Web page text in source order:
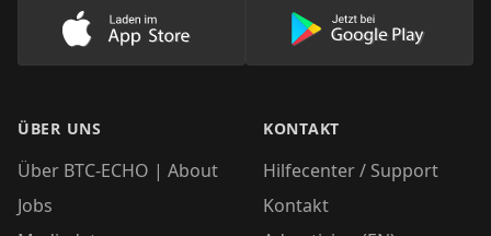
Lade unsere App im AppStore herunter
Lade unsere
ÜBER UNS
Über BTC-ECHO | About
Jobs
KONTAKT
Hilfecenter / Support
Kontakt